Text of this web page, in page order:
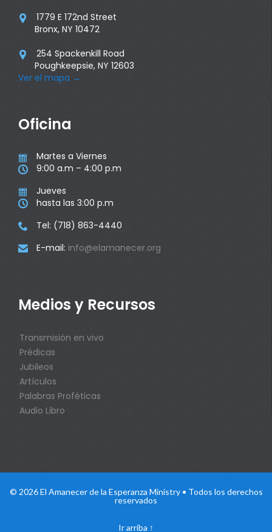

1779 E 172nd Street
Bronx, NY 10472

254 Spackenkill Road
Poughkeepsie, NY 12603
Ver el mapa →
Oficina
 Martes a Viernes
 9:00 a.m – 4:00 p.m
 Jueves
 hasta las 3:00 p.m
 Tel: (718) 863-4440
 E-mail: info@elamanecer.org
Medios y Recursos
Transmisión en vivo
Prédicas
Jubileos
Artículos
Palabras Proféticas
Audio Libro
© 2026 El Amanecer de la Esperanza Ministry • Todos los derechos
reservados
Ir arriba ↑